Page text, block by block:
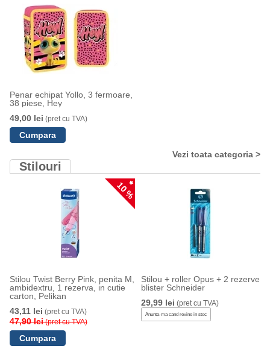
Penar echipat Yollo, 3 fermoare,
38 piese, Hey
49,00 lei (pret cu TVA)
Vezi toata categoria >
Stilouri
10 %
Stilou Twist Berry Pink, penita M,
ambidextru, 1 rezerva, in cutie
carton, Pelikan
43,11 lei (pret cu TVA)
47,90 lei(pret cu TVA)
Stilou + roller Opus + 2 rezerve
blister Schneider
29,99 lei (pret cu TVA)
Anunta-ma cand revine in stoc